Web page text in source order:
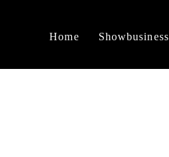
Home Showbusiness